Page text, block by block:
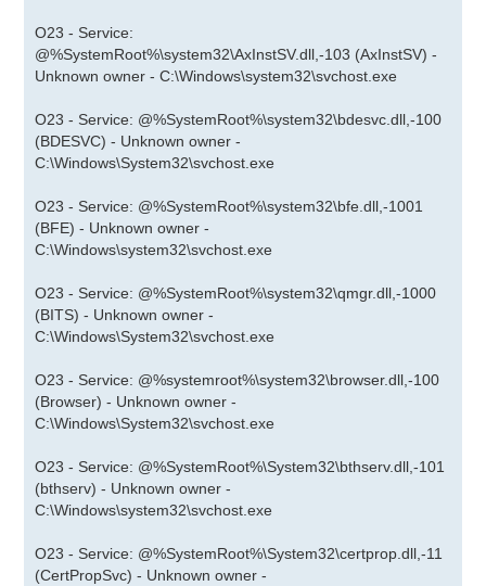
O23 - Service:
@%SystemRoot%\system32\AxInstSV.dll,-103 (AxInstSV) -
Unknown owner - C:\Windows\system32\svchost.exe
O23 - Service: @%SystemRoot%\system32\bdesvc.dll,-100
(BDESVC) - Unknown owner -
C:\Windows\System32\svchost.exe
O23 - Service: @%SystemRoot%\system32\bfe.dll,-1001
(BFE) - Unknown owner -
C:\Windows\system32\svchost.exe
O23 - Service: @%SystemRoot%\system32\qmgr.dll,-1000
(BITS) - Unknown owner -
C:\Windows\System32\svchost.exe
O23 - Service: @%systemroot%\system32\browser.dll,-100
(Browser) - Unknown owner -
C:\Windows\System32\svchost.exe
O23 - Service: @%SystemRoot%\System32\bthserv.dll,-101
(bthserv) - Unknown owner -
C:\Windows\system32\svchost.exe
O23 - Service: @%SystemRoot%\System32\certprop.dll,-11
(CertPropSvc) - Unknown owner -